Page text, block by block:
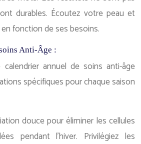
durables. Écoutez votre peau et
fonction de ses besoins.
Anti-Âge :
annuel de soins anti-âge
spécifiques pour chaque saison
douce pour éliminer les cellules
pendant l’hiver. Privilégiez les